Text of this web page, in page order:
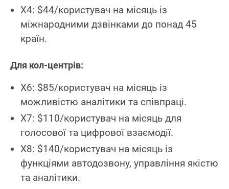
X4: $44/користувач на місяць із
міжнародними дзвінками до понад 45
країн.
Для кол-центрів:
X6: $85/користувач на місяць із
можливістю аналітики та співпраці.
X7: $110/користувач на місяць для
голосової та цифрової взаємодії.
X8: $140/користувач на місяць із
функціями автодозвону, управління якістю
та аналітики.